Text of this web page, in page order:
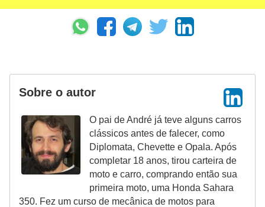
Sobre o autor
O pai de André já teve alguns carros
clássicos antes de falecer, como
Diplomata, Chevette e Opala. Após
completar 18 anos, tirou carteira de
moto e carro, comprando então sua
primeira moto, uma Honda Sahara
350. Fez um curso de mecânica de motos para